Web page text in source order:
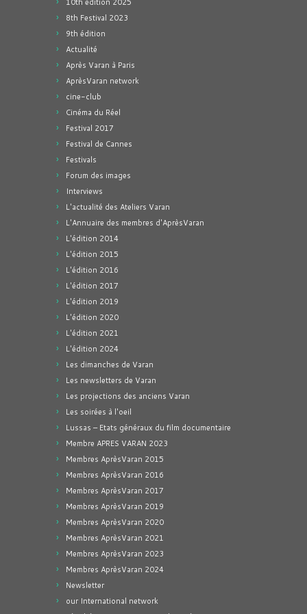
8th Festival 2023
9th édition
Actualité
Après Varan à Paris
AprèsVaran network
cine-club
Cinéma du Réel
Festival 2017
Festival de Cannes
Festivals
Forum des images
Interviews
L'actualité des Ateliers Varan
L'Annuaire des membres d'AprèsVaran
L'édition 2014
L'édition 2015
L'édition 2016
L'édition 2017
L'édition 2019
L'édition 2020
L'édition 2021
L'édition 2024
Les dimanches de Varan
Les newsletters de Varan
Les projections des anciens Varan
Les soirées à l'oeil
Lussas – Etats généraux du film documentaire
Membre APRES VARAN 2023
Membres AprèsVaran 2015
Membres AprèsVaran 2016
Membres AprèsVaran 2017
Membres AprèsVaran 2019
Membres AprèsVaran 2020
Membres AprèsVaran 2021
Membres AprèsVaran 2023
Membres AprèsVaran 2024
Newsletter
our International network